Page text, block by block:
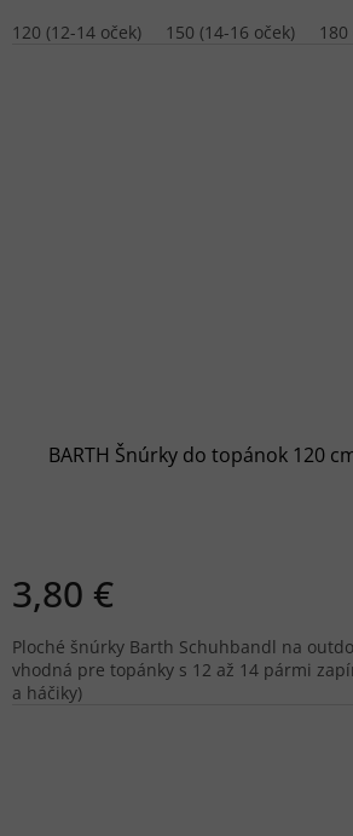
120 (12-14 oček)
150 (14-16 oček) 180
BARTH Šnúrky do topánok 120
3,80 €
Ploché šnúrky Barth Schuhbandl na
vhodná pre topánky s 12 až 14 pármi
a háčiky)